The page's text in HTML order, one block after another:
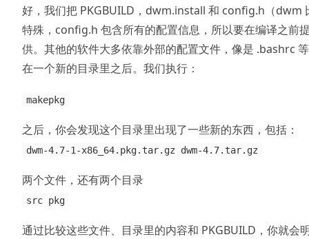
好，我们把 PKGBUILD，dwm.install 和 config.h（dwm
特殊，config.h 包含所有的配置信息，所以要在编译之前
供。其他的软件大多依靠外部的配置文件，像是 .bashrc
在一个新的目录里之后。我们执行：
makepkg
之后，你会发现这个目录里出现了一些新的东西，包括：
dwm-4.7-1-x86_64.pkg.tar.gz dwm-4.7.tar.gz
两个文件，还有两个目录
src pkg
通过比较这些文件、目录里的内容和 PKGBUILD，你就会